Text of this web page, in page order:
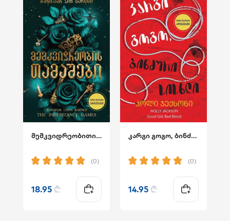
მემკვიდრეობითი თამაშები
(0)
18.95 ₾
კარგი გოგო, ბინძური სისხლი
(0)
14.95 ₾